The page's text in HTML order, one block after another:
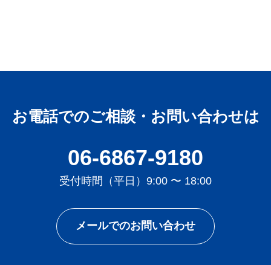
お電話でのご相談・お問い合わせは
06-6867-9180
受付時間（平日）9:00 〜 18:00
メールでのお問い合わせ